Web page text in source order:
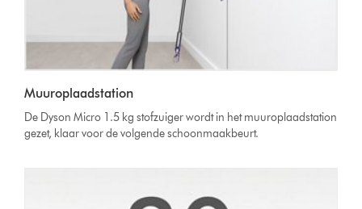
Muuroplaadstation
De Dyson Micro 1.5 kg stofzuiger wordt in het muuroplaadstation
gezet, klaar voor de volgende schoonmaakbeurt.